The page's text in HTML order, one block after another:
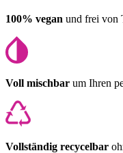
100% vegan und frei von
Voll mischbar um Ihren
Vollständig recycelbar